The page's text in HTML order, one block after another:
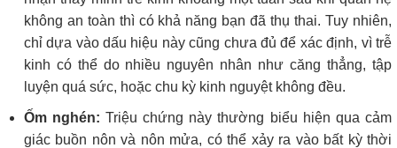
không an toàn thì có khả năng bạn đã thụ thai. Tuy nhiên,
chỉ dựa vào dấu hiệu này cũng chưa đủ để xác định, vì trễ
kinh có thể do nhiều nguyên nhân như căng thẳng, tập
luyện quá sức, hoặc chu kỳ kinh nguyệt không đều.
Ốm nghén: Triệu chứng này thường biểu hiện qua cảm
giác buồn nôn và nôn mửa, có thể xảy ra vào bất kỳ thời